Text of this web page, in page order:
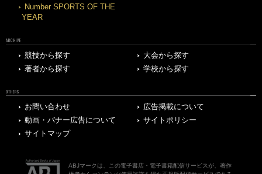
Number SPORTS OF THE
YEAR
ARCHIVE
競技から探す
大会から探す
著者から探す
学校から探す
OTHERS
お問い合わせ
広告掲載について
動画・バナー広告について
サイトポリシー
サイトマップ
ABJマークは、この電子書店・電子書籍配信サービスが、著作